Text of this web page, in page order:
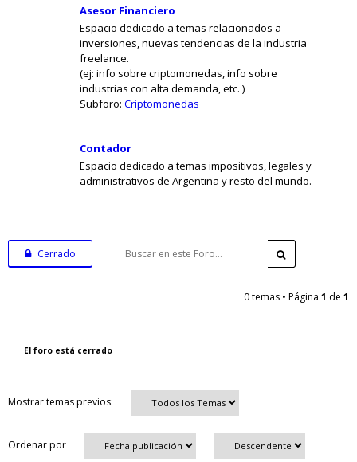
Asesor Financiero
Espacio dedicado a temas relacionados a
inversiones, nuevas tendencias de la industria
freelance.
(ej: info sobre criptomonedas, info sobre
industrias con alta demanda, etc. )
Subforo: Criptomonedas
Contador
Espacio dedicado a temas impositivos, legales y
administrativos de Argentina y resto del mundo.
Cerrado
0 temas • Página 1 de 1
El foro está cerrado
Mostrar temas previos:
Ordenar por